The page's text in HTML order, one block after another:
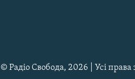
© Радіо Свобода, 2026 | Усі права